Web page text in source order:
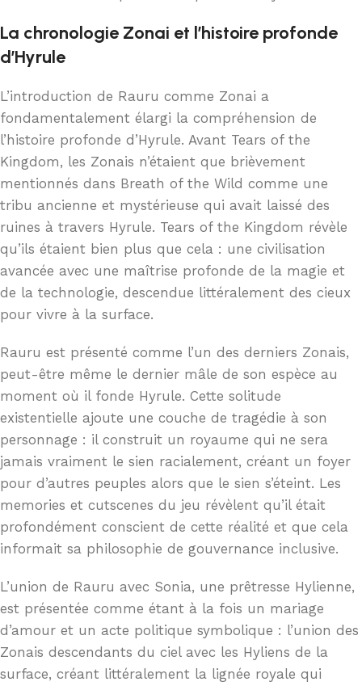
La chronologie Zonai et l’histoire profonde
d’Hyrule
L’introduction de Rauru comme Zonai a
fondamentalement élargi la compréhension de
l’histoire profonde d’Hyrule. Avant Tears of the
Kingdom, les Zonais n’étaient que brièvement
mentionnés dans Breath of the Wild comme une
tribu ancienne et mystérieuse qui avait laissé des
ruines à travers Hyrule. Tears of the Kingdom révèle
qu’ils étaient bien plus que cela : une civilisation
avancée avec une maîtrise profonde de la magie et
de la technologie, descendue littéralement des cieux
pour vivre à la surface.
Rauru est présenté comme l’un des derniers Zonais,
peut-être même le dernier mâle de son espèce au
moment où il fonde Hyrule. Cette solitude
existentielle ajoute une couche de tragédie à son
personnage : il construit un royaume qui ne sera
jamais vraiment le sien racialement, créant un foyer
pour d’autres peuples alors que le sien s’éteint. Les
memories et cutscenes du jeu révèlent qu’il était
profondément conscient de cette réalité et que cela
informait sa philosophie de gouvernance inclusive.
L’union de Rauru avec Sonia, une prêtresse Hylienne,
est présentée comme étant à la fois un mariage
d’amour et un acte politique symbolique : l’union des
Zonais descendants du ciel avec les Hyliens de la
surface, créant littéralement la lignée royale qui